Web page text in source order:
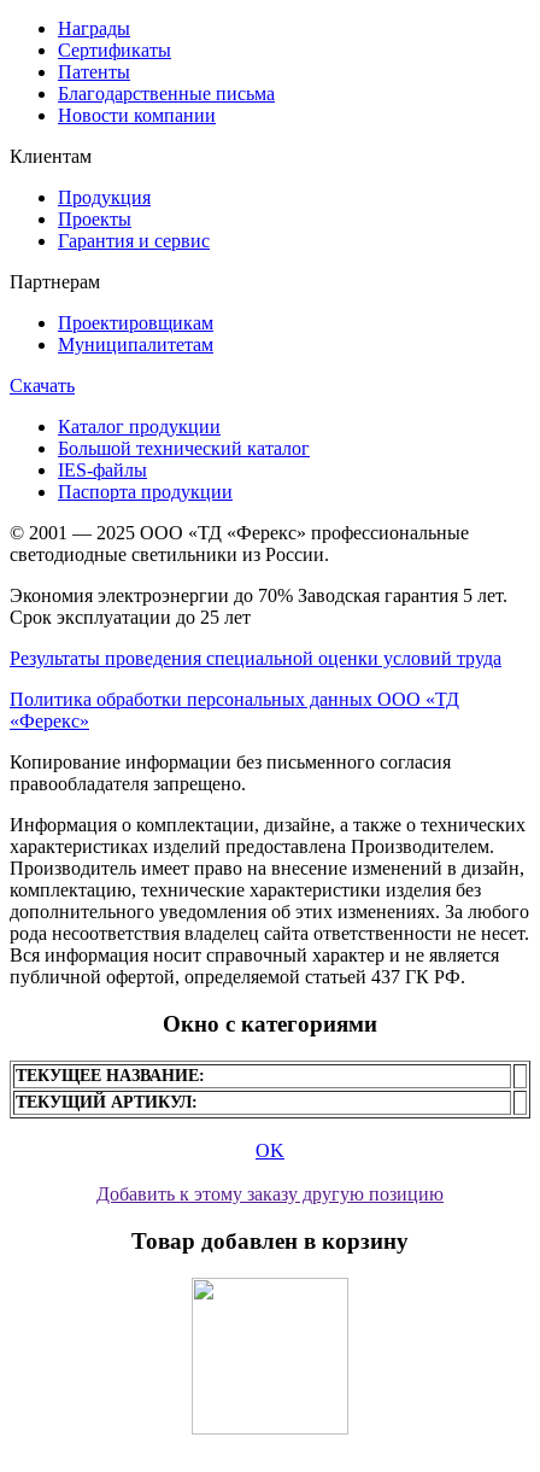
Награды
Сертификаты
Патенты
Благодарственные письма
Новости компании
Клиентам
Продукция
Проекты
Гарантия и сервис
Партнерам
Проектировщикам
Муниципалитетам
Скачать
Каталог продукции
Большой технический каталог
IES-файлы
Паспорта продукции
© 2001 — 2025 ООО «ТД «Ферекс» профессиональные
светодиодные светильники из России.
Экономия электроэнергии до 70% Заводская гарантия 5 лет.
Срок эксплуатации до 25 лет
Результаты проведения специальной оценки условий труда
Политика обработки персональных данных ООО «ТД
«Ферекс»
Копирование информации без письменного согласия
правообладателя запрещено.
Информация о комплектации, дизайне, а также о технических
характеристиках изделий предоставлена Производителем.
Производитель имеет право на внесение изменений в дизайн,
комплектацию, технические характеристики изделия без
дополнительного уведомления об этих изменениях. За любого
рода несоответствия владелец сайта ответственности не несет.
Вся информация носит справочный характер и не является
публичной офертой, определяемой статьей 437 ГК РФ.
Окно с категориями
ТЕКУЩЕЕ НАЗВАНИЕ:
ТЕКУЩИЙ АРТИКУЛ:
OK
Добавить к этому заказу другую позицию
Товар добавлен в корзину